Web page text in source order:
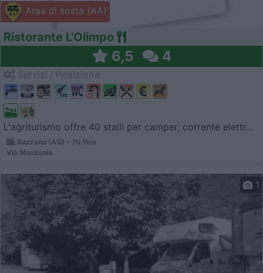
Area di sosta (AA)
Ristorante L'Olimpo
6,5 4
L'agriturismo offre 40 stalli per camper, corrente elettr...
Bazzano (AQ) - 70.1km
Via Mausonia
1